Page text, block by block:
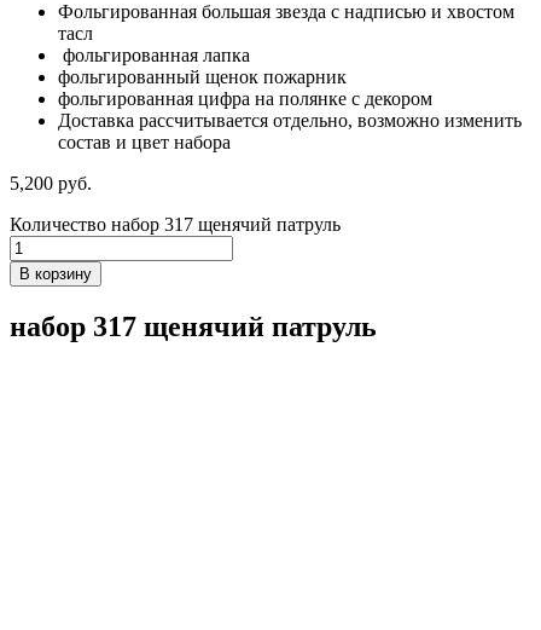
Фольгированная большая звезда с надписью и хвостом
тасл
фольгированная лапка
фольгированный щенок пожарник
фольгированная цифра на полянке с декором
Доставка рассчитывается отдельно, возможно изменить
состав и цвет набора
5,200 руб.
Количество набор 317 щенячий патруль
В корзину
набор 317 щенячий патруль